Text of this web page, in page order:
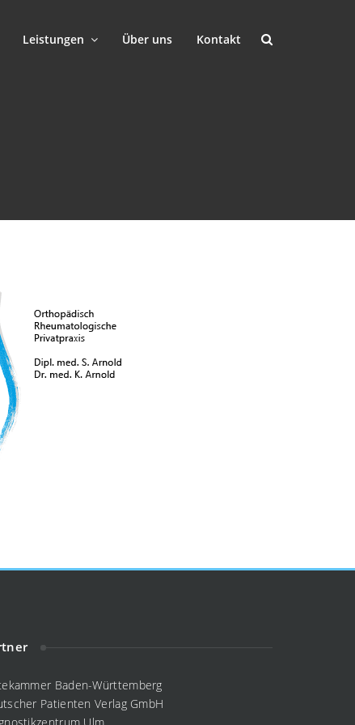
Leistungen Über uns Kontakt
Baden-Württemberg
Patienten Verlag GmbH